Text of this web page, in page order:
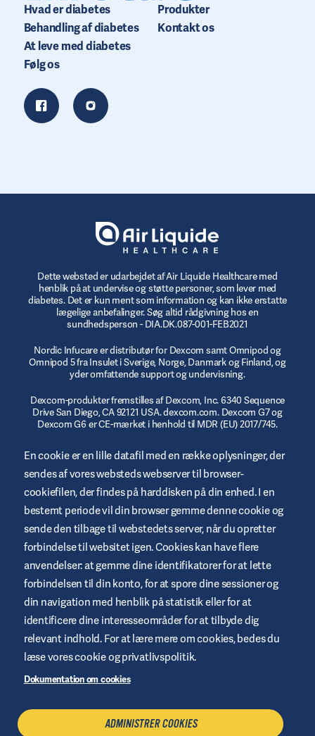
Hvad er diabetes
Behandling af diabetes
At leve med diabetes
Produkter
Kontakt os
Følg os
Dette websted er udarbejdet af Air Liquide Healthcare med
henblik på at undervise og støtte personer, som lever med
diabetes. Det er kun ment som information og kan ikke erstatte
lægelige anbefalinger. Søg altid rådgivning hos en
sundhedsperson - DIA.DK.087-001-FEB2021
Nordic Infucare er distributør for Dexcom samt Omnipod og
Omnipod 5 fra Insulet i Sverige, Norge, Danmark og Finland, og
yder omfattende support og undervisning.
Dexcom-produkter fremstilles af Dexcom, Inc. 6340 Sequence
Drive San Diego, CA 92121 USA. dexcom.com. Dexcom G7 og
Dexcom G6 er CE-mærket i henhold til MDR (EU) 2017/745.
© 2023/2024 Insulet Corporation producent. Omnipod,
Omnipod-logoet, DASH, DASH-logoet og Podder er varemærker
eller registrerede varemærker tilhørende Insulet Corporation i
USA og andre jurisdiktioner. myomnipod.com Omnipod DASH
og Omnipod 5 er CE-mærket i henhold til MDR (EU) 2017/745.
Vilkår og betingelser for websted
Fortrolighetspolitik
Cookies
Juridisk meddelelse
Oversigt over websted
En cookie er en lille datafil med en række oplysninger, der
sendes af vores websteds webserver til browser-
cookiefilen, der findes på harddisken på din enhed. I en
bestemt periode vil din browser gemme denne cookie og
sende den tilbage til webstedets server, når du opretter
forbindelse til websitet igen. Cookies kan have flere
anvendelser: at gemme dine identifikatorer for at lette
forbindelsen til din konto, for at spore dine sessioner og
din navigation med henblik på statistik eller for at
identificere dine interesseområder for at tilbyde dig
relevant indhold. For at lære mere om cookies, bedes du
læse vores cookie og privatlivspolitik.
Dokumentation om cookies
ADMINISTRER COOKIES